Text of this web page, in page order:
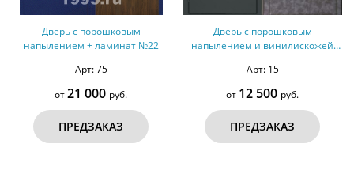
Дверь с порошковым
напылением + ламинат №22
Арт: 75
от21 000 руб.
ПРЕДЗАКАЗ
Дверь с порошковым
напылением и винилискожей
Арт: 15
от 12 500 руб.
ПРЕДЗАКАЗ